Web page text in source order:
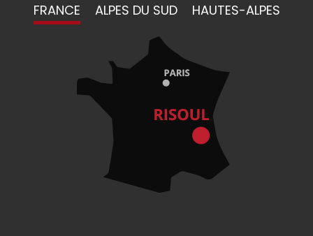
FRANCE ALPES DU SUD HAUTES-ALPES